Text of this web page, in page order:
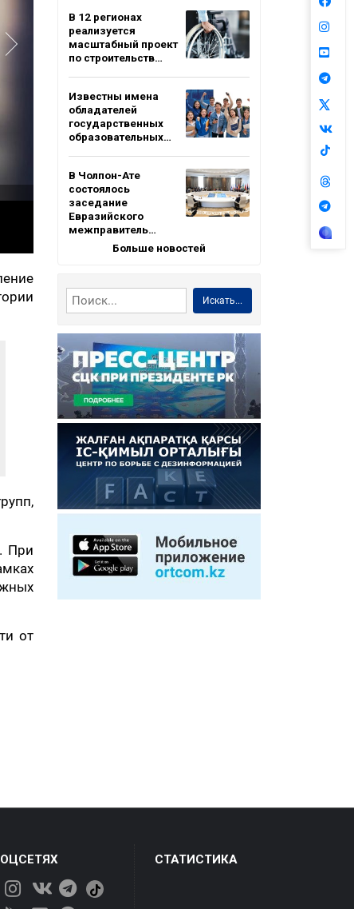
При
от
В 12 регионах
реализуется
масштабный проект
по строительств…
Известны имена
обладателей
государственных
образовательных…
В Чолпон-Ате
состоялось
заседание
Евразийского
межправитель…
Больше новостей
Искать...
СТАТИСТИКА